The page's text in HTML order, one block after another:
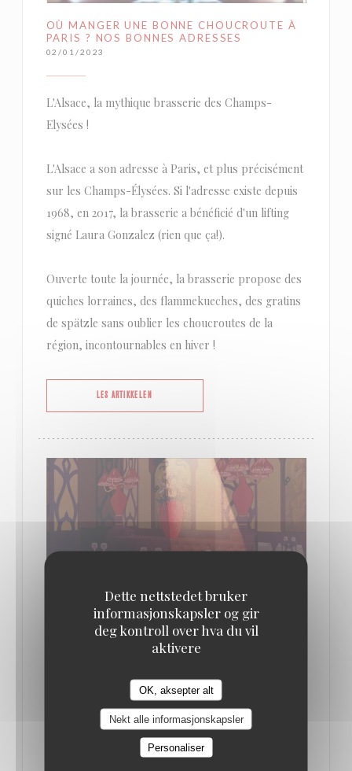
Dette nettstedet bruker
informasjonskapsler og gir
deg kontroll over hva du vil
aktivere
OK, aksepter alt
Nekt alle informasjonskapsler
Personaliser
OÙ MANGER UNE BONNE CHOUCROUTE À
PARIS ? NOS BONNES ADRESSES
02/01/2023
L'Alsace, la mythique brasserie des Champs-
Elysées !
L'Alsace a son adresse à Paris, et plus précisément
sur les Champs-Élysées. Si l'adresse existe depuis
1968, en 2017, la brasserie a bénéficié d'un lifting
signé Laura Gonzalez (rien que ça!).
Ouverte toute la journée, la brasserie propose des
quiches lorraines, des flammekueches, des gratins
de spätzle sans oublier les choucroutes de la
région, incontournables en hiver !
LES ARTIKKELEN
PETIT GUIDE POUR ÊTRE BIEN PLACÉ